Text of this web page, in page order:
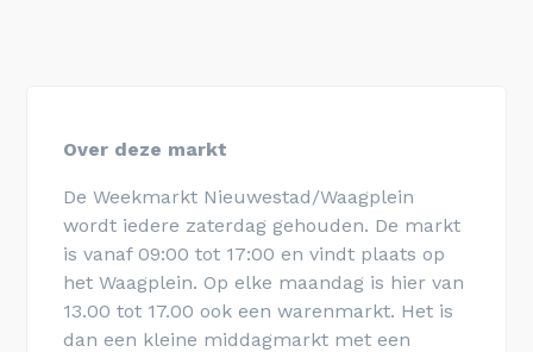
Over deze markt
De Weekmarkt Nieuwestad/Waagplein
wordt iedere zaterdag gehouden. De markt
is vanaf 09:00 tot 17:00 en vindt plaats op
het Waagplein. Op elke maandag is hier van
13.00 tot 17.00 ook een warenmarkt. Het is
dan een kleine middagmarkt met een